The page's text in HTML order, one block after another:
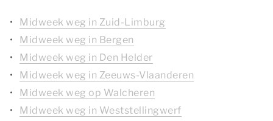
Midweek weg in Zuid-Limburg
Midweek weg in Bergen
Midweek weg in Den Helder
Midweek weg in Zeeuws-Vlaanderen
Midweek weg op Walcheren
Midweek weg in Weststellingwerf